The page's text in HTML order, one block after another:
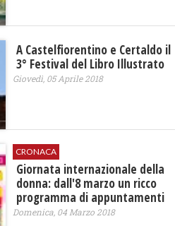
A Castelfiorentino e Certaldo il
3° Festival del Libro Illustrato
Giovedì, 05 Aprile 2018
CRONACA
Giornata internazionale della
donna: dall'8 marzo un ricco
programma di appuntamenti
Domenica, 04 Marzo 2018